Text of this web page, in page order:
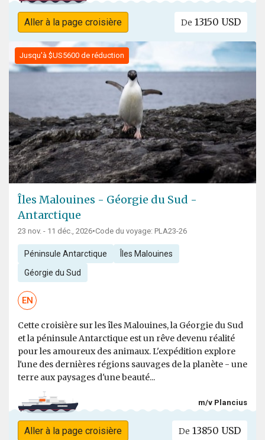
Aller à la page croisière De 13150 USD
Jusqu'à $US5600 de réduction
Îles Malouines - Géorgie du Sud -
Antarctique
23 nov. - 11 déc., 2026•Code du voyage: PLA23-26
Péninsule Antarctique Îles Malouines
Géorgie du Sud
EN
Cette croisière sur les îles Malouines, la Géorgie du Sud
et la péninsule Antarctique est un rêve devenu réalité
pour les amoureux des animaux. L'expédition explore
l'une des dernières régions sauvages de la planète - une
terre aux paysages d'une beauté...
m/v Plancius
Aller à la page croisière De 13850 USD